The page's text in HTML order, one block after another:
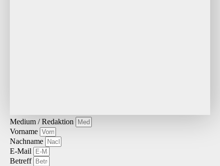
Medium / Redaktion
Vorname
Nachname
E-Mail
Betreff